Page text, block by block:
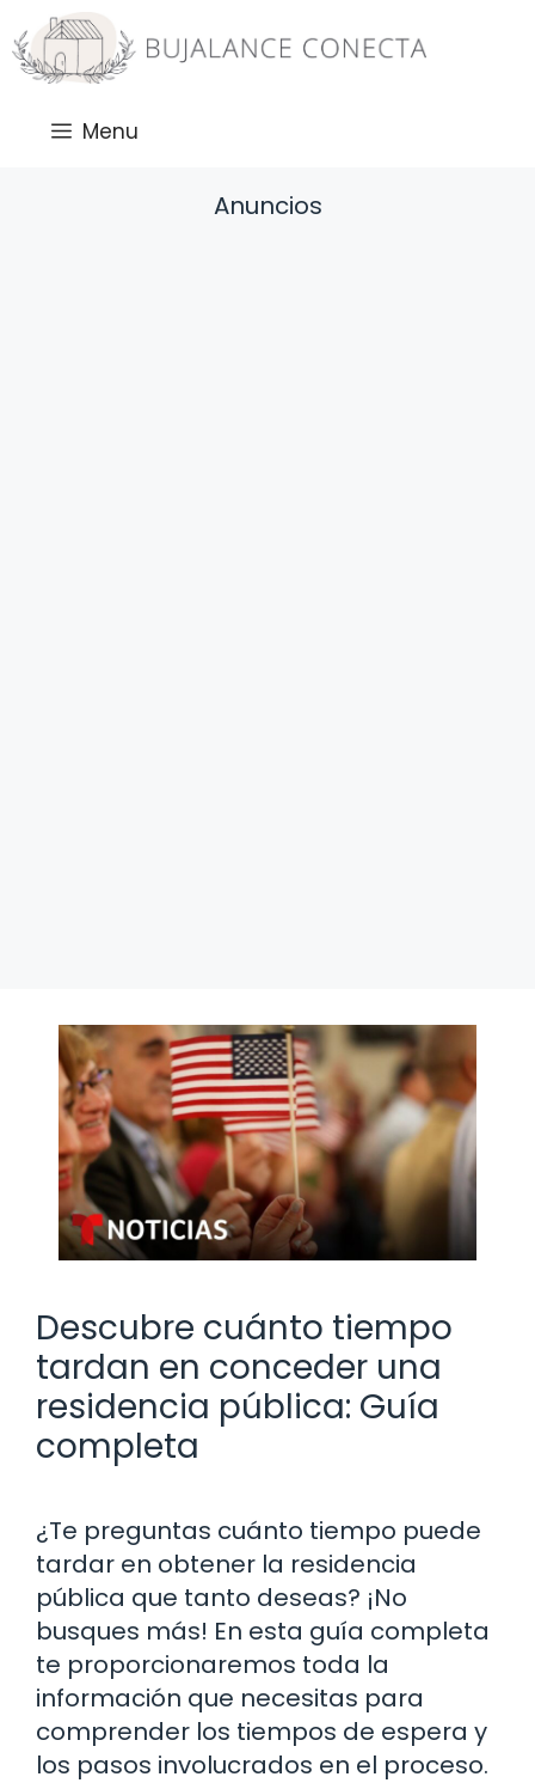
Saltar
al
contenido
Menu
Anuncios
Descubre cuánto tiempo
tardan en conceder una
residencia pública: Guía
completa
¿Te preguntas cuánto tiempo puede
tardar en obtener la residencia
pública que tanto deseas? ¡No
busques más! En esta guía completa
te proporcionaremos toda la
información que necesitas para
comprender los tiempos de espera y
los pasos involucrados en el proceso.